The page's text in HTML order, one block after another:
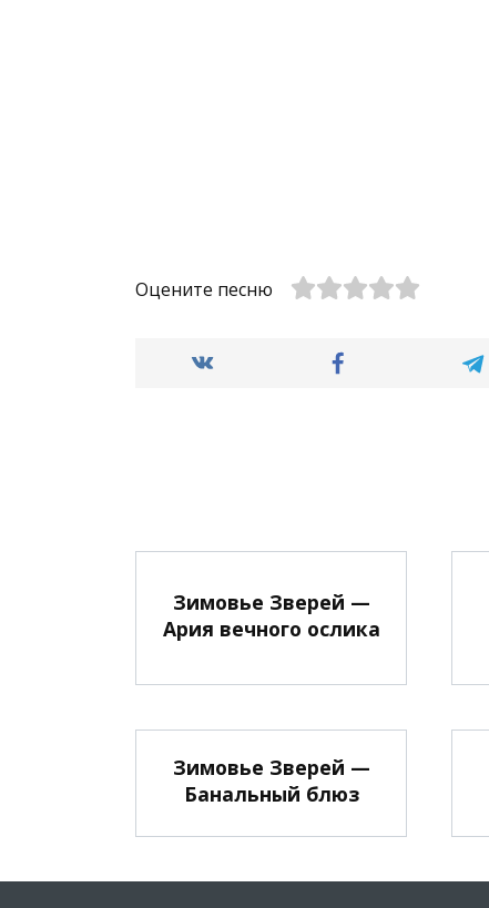
Оцените песню
Зимовье Зверей —
Ария вечного ослика
Зимовье Зверей —
Банальный блюз